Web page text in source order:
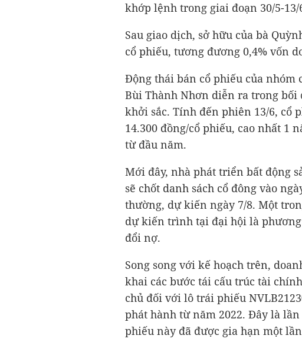
khớp lệnh trong giai đoạn 30/5-13/
Sau giao dịch, sở hữu của bà
cổ phiếu, tương đương 0,4% vốn
Động thái bán cổ phiếu của nhóm
Bùi Thành Nhơn diễn ra trong
khởi sắc. Tính đến phiên 13/6, cổ
14.300 đồng/cổ phiếu, cao nhất 1
từ đầu năm.
Mới đây, nhà phát triển bất động
sẽ chốt danh sách cổ đông vào
thường, dự kiến ngày 7/8. Một
dự kiến trình tại đại hội là
đổi nợ.
Song song với kế hoạch trên,
khai các bước tái cấu trúc tài
chủ đối với lô trái phiếu
phát hành từ năm 2022. Đây là
phiếu này đã được gia hạn một